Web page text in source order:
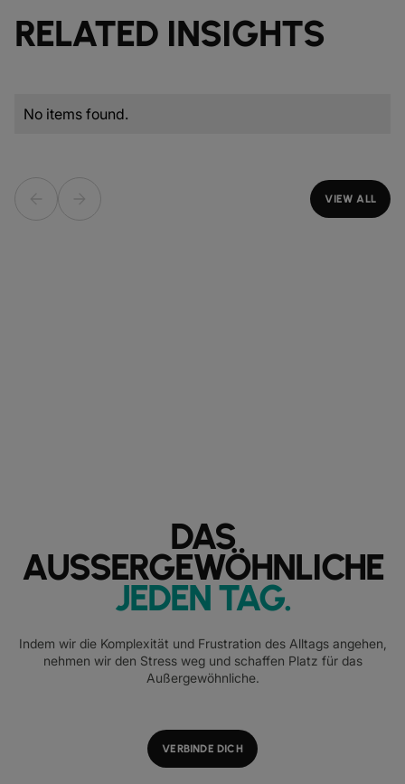
RELATED INSIGHTS
No items found.
VIEW ALL
DAS
AUSSERGEWÖHNLICHE
JEDEN TAG.
Indem wir die Komplexität und Frustration des Alltags angehen,
nehmen wir den Stress weg und schaffen Platz für das
Außergewöhnliche.
VERBINDE DICH